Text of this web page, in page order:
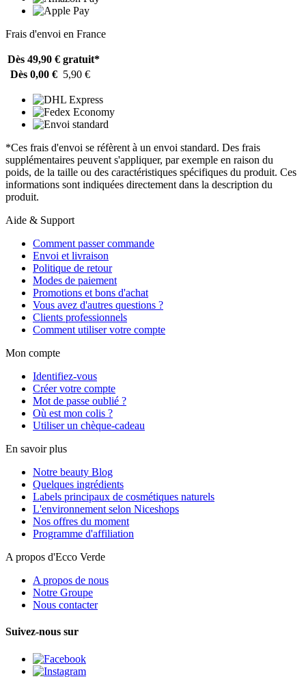
Frais d'envoi en France
Dès 49,90 € gratuit*
Dès 0,00 € 5,90 €
*Ces frais d'envoi se réfèrent à un envoi standard. Des frais
supplémentaires peuvent s'appliquer, par exemple en raison du
poids, de la taille ou des caractéristiques spécifiques du produit. Ces
informations sont indiquées directement dans la description du
produit.
Aide & Support
Comment passer commande
Envoi et livraison
Politique de retour
Modes de paiement
Promotions et bons d'achat
Vous avez d'autres questions ?
Clients professionnels
Comment utiliser votre compte
Mon compte
Identifiez-vous
Créer votre compte
Mot de passe oublié ?
Où est mon colis ?
Utiliser un chèque-cadeau
En savoir plus
Notre beauty Blog
Quelques ingrédients
Labels principaux de cosmétiques naturels
L'environnement selon Niceshops
Nos offres du moment
Programme d'affiliation
A propos d'Ecco Verde
A propos de nous
Notre Groupe
Nous contacter
Suivez-nous sur